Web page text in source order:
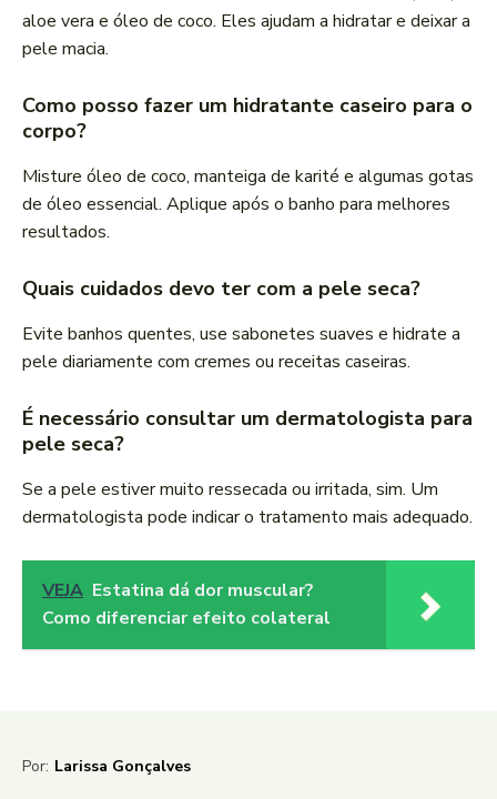
aloe vera e óleo de coco. Eles ajudam a hidratar e deixar a
pele macia.
Como posso fazer um hidratante caseiro para o
corpo?
Misture óleo de coco, manteiga de karité e algumas gotas
de óleo essencial. Aplique após o banho para melhores
resultados.
Quais cuidados devo ter com a pele seca?
Evite banhos quentes, use sabonetes suaves e hidrate a
pele diariamente com cremes ou receitas caseiras.
É necessário consultar um dermatologista para
pele seca?
Se a pele estiver muito ressecada ou irritada, sim. Um
dermatologista pode indicar o tratamento mais adequado.
VEJA Estatina dá dor muscular?
Como diferenciar efeito colateral
Por: Larissa Gonçalves